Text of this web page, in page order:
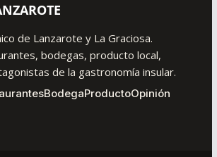
de Lanzarote y La Graciosa.
bodegas, producto local,
de la gastronomía insular.
BodegaProductoOpinión